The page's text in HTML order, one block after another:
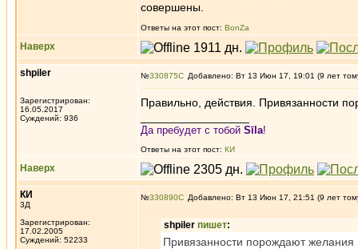
совершены.
Ответы на этот пост: BonZa
Наверх
shpiler
Зарегистрирован:
16.05.2017
Суждений: 936
№330875 Добавлено: Вт 13 Июн 17, 19:01 (9 лет
Правильно, действия. Привязанности
Да пребудет с тобой Sīla!
Ответы на этот пост: КИ
Наверх
КИ
3Д
Зарегистрирован:
17.02.2005
Суждений: 52233
№330890 Добавлено: Вт 13 Июн 17, 21:51 (9 лет
shpiler пишет:
Привязанности порождают желания